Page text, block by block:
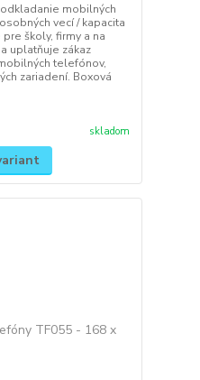
mobilných
vecí / kapacita
školy, firmy a na
uplatňuje zákaz
telefónov,
zariadení. Boxová
skladom